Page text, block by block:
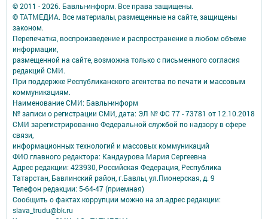
© 2011 - 2026. Бавлы-информ. Все права защищены.
© ТАТМЕДИА. Все материалы, размещенные на сайте, защищены
законом.
Перепечатка, воспроизведение и распространение в любом объеме
информации,
размещенной на сайте, возможна только с письменного согласия
редакций СМИ.
При поддержке Республиканского агентства по печати и массовым
коммуникациям.
Наименование СМИ: Бавлы-информ
№ записи о регистрации СМИ, дата: ЭЛ № ФС 77 - 73781 от 12.10.2018
СМИ зарегистрированно Федеральной службой по надзору в сфере
связи,
информационных технологий и массовых коммуникаций
ФИО главного редактора: Кандаурова Мария Сергеевна
Адрес редакции: 423930, Российская Федерация, Республика
Татарстан, Бавлинский район, г.Бавлы, ул.Пионерская, д. 9
Телефон редакции: 5-64-47 (приемная)
Сообщить о фактах коррупции можно на эл.адрес редакции:
slava_trudu@bk.ru